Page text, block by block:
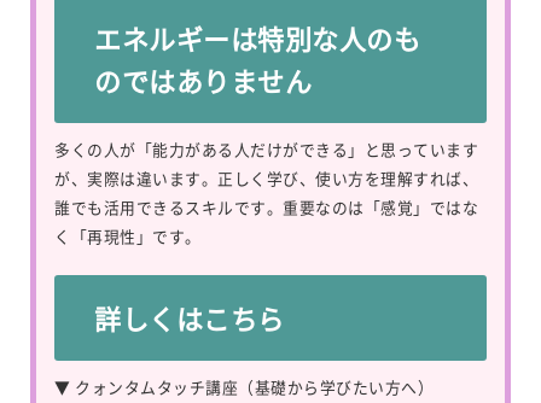
エネルギーは特別な人のも
のではありません
多くの人が「能力がある人だけができる」と思っています
が、実際は違います。正しく学び、使い方を理解すれば、
誰でも活用できるスキルです。重要なのは「感覚」ではな
く「再現性」です。
詳しくはこちら
▼ クォンタムタッチ講座（基礎から学びたい方へ）